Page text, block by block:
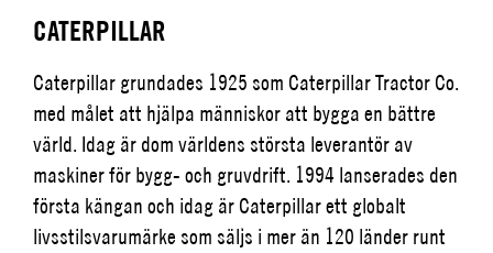
CATERPILLAR
Caterpillar grundades 1925 som Caterpillar Tractor Co.
med målet att hjälpa människor att bygga en bättre
värld. Idag är dom världens största leverantör av
maskiner för bygg- och gruvdrift. 1994 lanserades den
första kängan och idag är Caterpillar ett globalt
livsstilsvarumärke som säljs i mer än 120 länder runt